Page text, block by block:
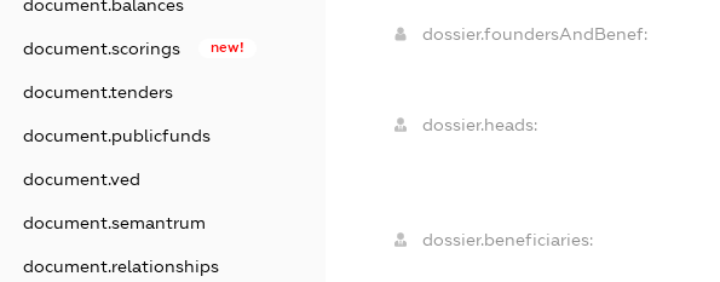
document.balances
document.scorings new!
document.tenders
document.publicfunds
document.ved
document.semantrum
document.relationships
dossier.foundersAndBenef:
dossier.heads:
dossier.beneficiaries: